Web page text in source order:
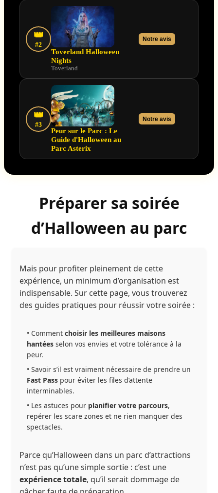
👑
#2
Toverland Halloween
Nights
Toverland
Notre avis
👑
#3
Peur sur le Parc : Le
Guide d'Halloween au
Parc Asterix
Notre avis
Préparer sa soirée
d’Halloween au parc
Mais pour profiter pleinement de cette
expérience, un minimum d’organisation est
indispensable. Sur cette page, vous trouverez
des guides pratiques pour réussir votre soirée :
• Comment choisir les meilleures maisons
hantées selon vos envies et votre tolérance à la
peur.
• Savoir s’il est vraiment nécessaire de prendre un
Fast Pass pour éviter les files d’attente
interminables.
• Les astuces pour planifier votre parcours,
repérer les scare zones et ne rien manquer des
spectacles.
Parce qu’Halloween dans un parc d’attractions
n’est pas qu’une simple sortie : c’est une
expérience totale, qu’il serait dommage de